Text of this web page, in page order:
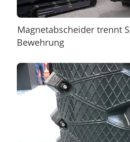
Magnetabscheider trennt
Bewehrung